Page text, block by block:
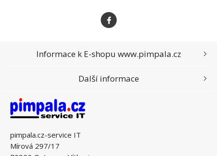
pimpala.cz-service IT
Mírová 297/17
Informace k E-shopu www.pimpala.cz
Další informace